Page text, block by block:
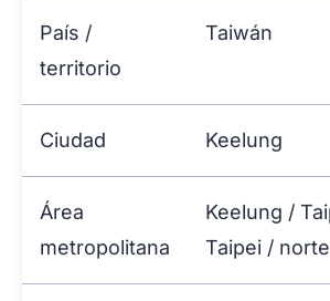
País /
territorio
Taiwán
Ciudad Keelung
Área
metropolitana
Keelung /
Taipei /